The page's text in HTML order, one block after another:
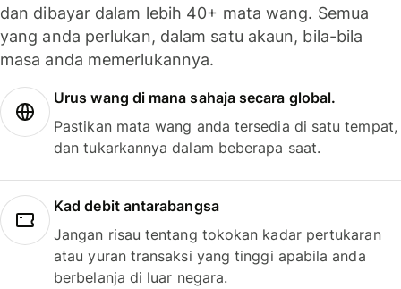
dan dibayar dalam lebih 40+ mata wang. Semua
yang anda perlukan, dalam satu akaun, bila-bila
masa anda memerlukannya.
Urus wang di mana sahaja secara global.
Pastikan mata wang anda tersedia di satu tempat,
dan tukarkannya dalam beberapa saat.
Kad debit antarabangsa
Jangan risau tentang tokokan kadar pertukaran
atau yuran transaksi yang tinggi apabila anda
berbelanja di luar negara.